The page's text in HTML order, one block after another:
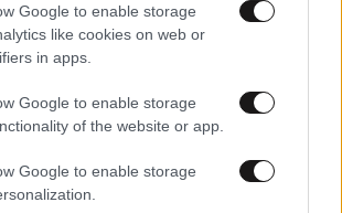
Google to enable storage
like cookies on web or
in apps.
Google to enable storage
of the website or app.
Google to enable storage
πολλούς με το μέγεθός
ότι αυτό είναι κάτι αρνητικό- και
εξωτερικό- και πολλοί από εσάς,
πράγμα αυτό να είναι επιλογή και
να είναι ανάγκη, για πολλούς.